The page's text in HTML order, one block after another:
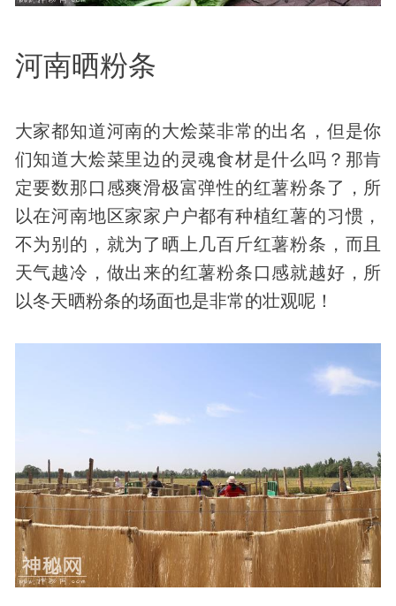
河南晒粉条
大家都知道河南的大烩菜非常的出名，但是你
们知道大烩菜里边的灵魂食材是什么吗？那肯
定要数那口感爽滑极富弹性的红薯粉条了，所
以在河南地区家家户户都有种植红薯的习惯，
不为别的，就为了晒上几百斤红薯粉条，而且
天气越冷，做出来的红薯粉条口感就越好，所
以冬天晒粉条的场面也是非常的壮观呢！